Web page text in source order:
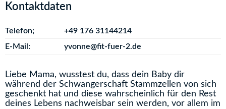
Kontaktdaten
Telefon;
+49 176 31144214
E-Mail:
yvonne@fit-fuer-2.de
Liebe Mama, wusstest du, dass dein Baby dir
während der Schwangerschaft Stammzellen von sich
geschenkt hat und diese wahrscheinlich für den Rest
deines Lebens nachweisbar sein werden, vor allem im